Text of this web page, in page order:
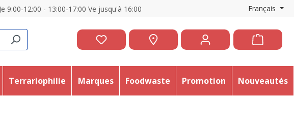
9:00-12:00 - 13:00-17:00 Ve jusqu'à 16:00 Français
Terrariophilie Marques Foodwaste Promotion Nouveautés